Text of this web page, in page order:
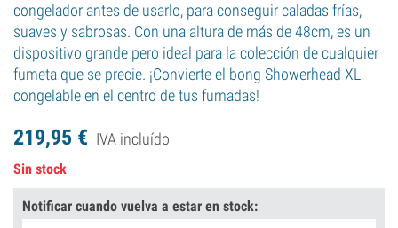
congelador antes de usarlo, para conseguir caladas frías,
suaves y sabrosas. Con una altura de más de 48cm, es un
dispositivo grande pero ideal para la colección de cualquier
fumeta que se precie. ¡Convierte el bong Showerhead XL
congelable en el centro de tus fumadas!
219,95 € IVA incluído
Sin stock
Notificar cuando vuelva a estar en stock: